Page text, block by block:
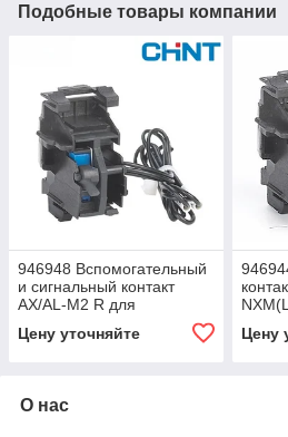
Подобные товары компании
946948 Вспомогательный
и сигнальный контакт
AX/AL-M2 R для
(правый) (R)4
Цену уточняйте Цену
О нас